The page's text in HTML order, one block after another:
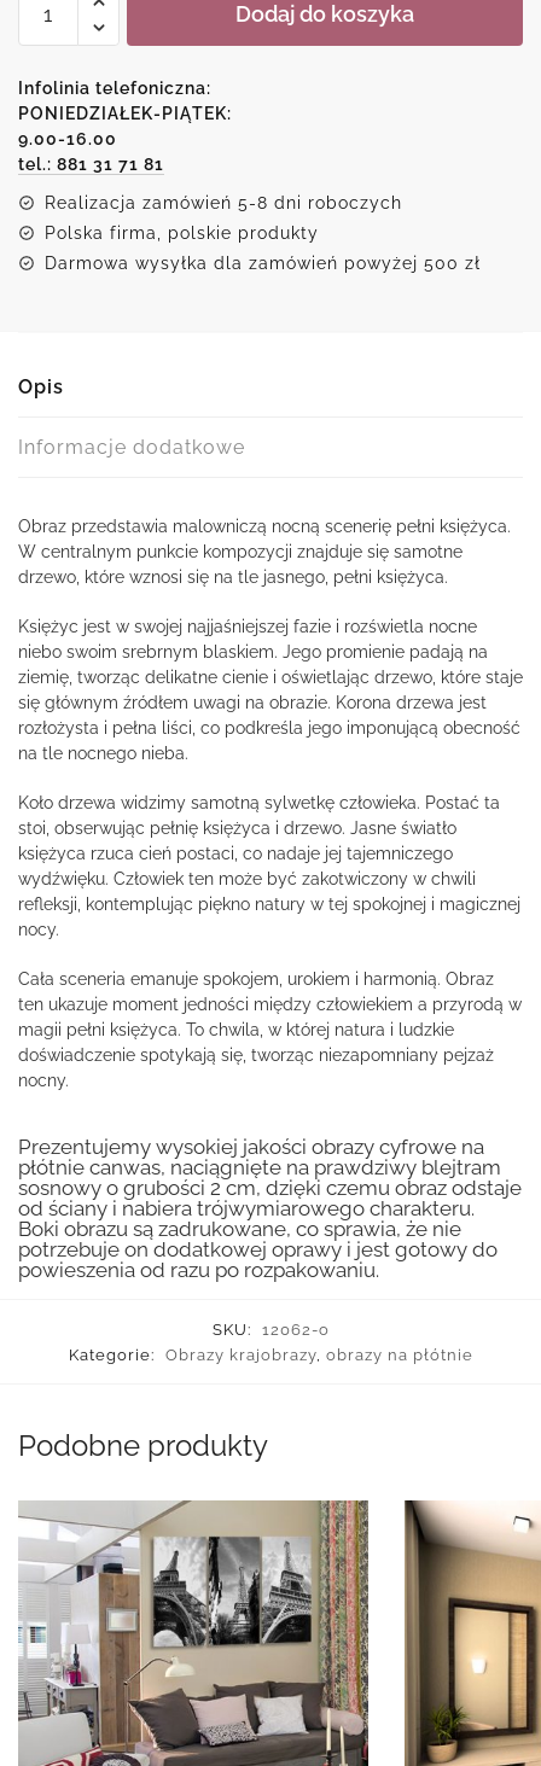
Obraz
z
księżycem
Dodaj do koszyka
Infolinia telefoniczna:
PONIEDZIAŁEK-PIĄTEK:
9.00-16.00
tel.: 881 31 71 81
Realizacja zamówień 5-8 dni roboczych
Polska firma, polskie produkty
Darmowa wysyłka dla zamówień powyżej 500 zł
Opis
Informacje dodatkowe
Obraz przedstawia malowniczą nocną scenerię pełni księżyca.
W centralnym punkcie kompozycji znajduje się samotne
drzewo, które wznosi się na tle jasnego, pełni księżyca.
Księżyc jest w swojej najjaśniejszej fazie i rozświetla nocne
niebo swoim srebrnym blaskiem. Jego promienie padają na
ziemię, tworząc delikatne cienie i oświetlając drzewo, które staje
się głównym źródłem uwagi na obrazie. Korona drzewa jest
rozłożysta i pełna liści, co podkreśla jego imponującą obecność
na tle nocnego nieba.
Koło drzewa widzimy samotną sylwetkę człowieka. Postać ta
stoi, obserwując pełnię księżyca i drzewo. Jasne światło
księżyca rzuca cień postaci, co nadaje jej tajemniczego
wydźwięku. Człowiek ten może być zakotwiczony w chwili
refleksji, kontemplując piękno natury w tej spokojnej i magicznej
nocy.
Cała sceneria emanuje spokojem, urokiem i harmonią. Obraz
ten ukazuje moment jedności między człowiekiem a przyrodą w
magii pełni księżyca. To chwila, w której natura i ludzkie
doświadczenie spotykają się, tworząc niezapomniany pejzaż
nocny.
Prezentujemy wysokiej jakości obrazy cyfrowe na
płótnie canwas, naciągnięte na prawdziwy blejtram
sosnowy o grubości 2 cm, dzięki czemu obraz odstaje
od ściany i nabiera trójwymiarowego charakteru.
Boki obrazu są zadrukowane, co sprawia, że nie
potrzebuje on dodatkowej oprawy i jest gotowy do
powieszenia od razu po rozpakowaniu.
SKU:
12062-o
Kategorie:
Obrazy krajobrazy, obrazy na płótnie
Podobne produkty